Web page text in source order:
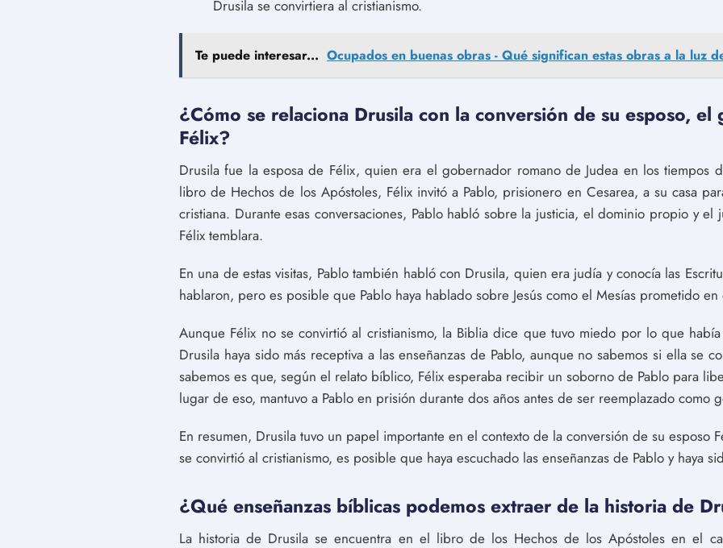
Drusila se convirtiera al cristianismo.
Te puede interesar... Ocupados en buenas obras - Qué significan estas obras a la luz
¿Cómo se relaciona Drusila con la conversión de su esposo,
Félix?
Drusila fue la esposa de Félix, quien era el gobernador romano de Judea en los tiempos
libro de Hechos de los Apóstoles, Félix invitó a Pablo, prisionero en Cesarea, a su casa
cristiana. Durante esas conversaciones, Pablo habló sobre la justicia, el dominio propio y
Félix temblara.
En una de estas visitas, Pablo también habló con Drusila, quien era judía y conocía las
hablaron, pero es posible que Pablo haya hablado sobre Jesús como el Mesías prometido en
Aunque Félix no se convirtió al cristianismo, la Biblia dice que tuvo miedo por lo que
Drusila haya sido más receptiva a las enseñanzas de Pablo, aunque no sabemos si ella se
sabemos es que, según el relato bíblico, Félix esperaba recibir un soborno de Pablo para
lugar de eso, mantuvo a Pablo en prisión durante dos años antes de ser reemplazado como
En resumen, Drusila tuvo un papel importante en el contexto de la conversión de su esposo
se convirtió al cristianismo, es posible que haya escuchado las enseñanzas de Pablo y haya
¿Qué enseñanzas bíblicas podemos extraer de la historia de
La historia de Drusila se encuentra en el libro de los Hechos de los Apóstoles en el